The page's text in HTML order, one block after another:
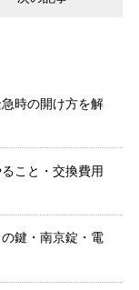
時の開け方を解
こと・交換費用
鍵・南京錠・電